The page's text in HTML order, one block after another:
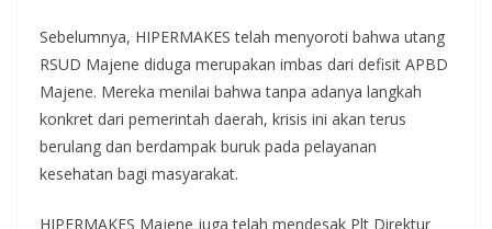
Sebelumnya, HIPERMAKES telah menyoroti bahwa utang
RSUD Majene diduga merupakan imbas dari defisit APBD
Majene. Mereka menilai bahwa tanpa adanya langkah
konkret dari pemerintah daerah, krisis ini akan terus
berulang dan berdampak buruk pada pelayanan
kesehatan bagi masyarakat.
HIPERMAKES Majene juga telah mendesak Plt Direktur